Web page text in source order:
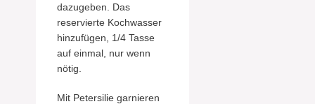
dazugeben. Das
reservierte Kochwasser
hinzufügen, 1/4 Tasse
auf einmal, nur wenn
nötig.
Mit Petersilie garnieren